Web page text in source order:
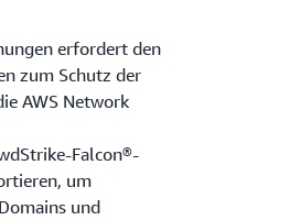
erfordert den
zum Schutz der
AWS Network
Falcon®-
um
und